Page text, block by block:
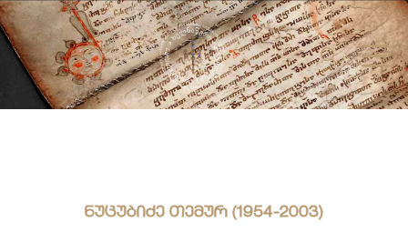
ნუცუბიძე თემურ (1954-2003)